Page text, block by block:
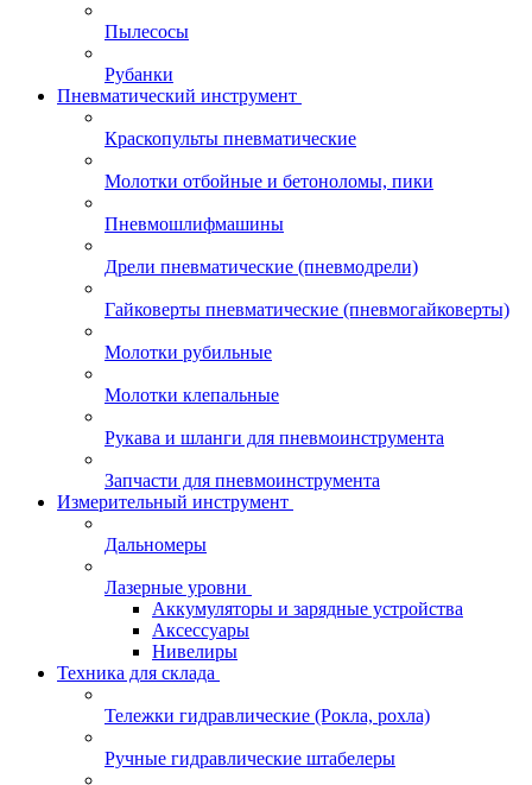
Пылесосы
Рубанки
Пневматический инструмент
Краскопульты пневматические
Молотки отбойные и бетоноломы, пики
Пневмошлифмашины
Дрели пневматические (пневмодрели)
Гайковерты пневматические (пневмогайковерты)
Молотки рубильные
Молотки клепальные
Рукава и шланги для пневмоинструмента
Запчасти для пневмоинструмента
Измерительный инструмент
Дальномеры
Лазерные уровни
Аккумуляторы и зарядные устройства
Аксессуары
Нивелиры
Техника для склада
Тележки гидравлические (Рокла, рохла)
Ручные гидравлические штабелеры